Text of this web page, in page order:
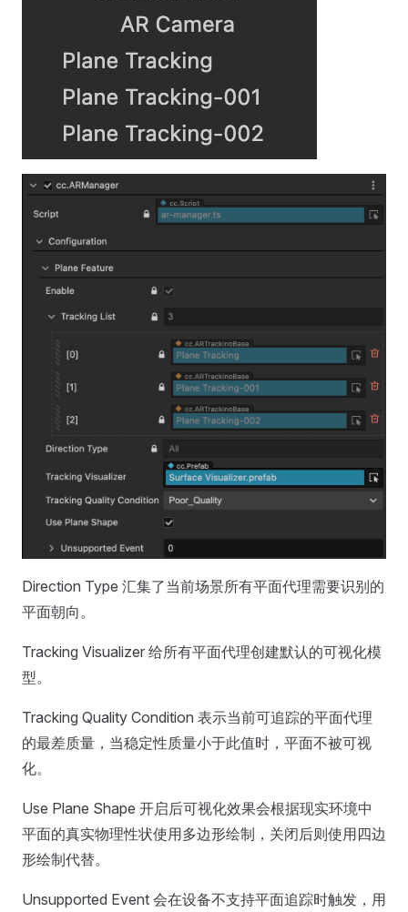
Direction Type 汇集了当前场景所有平面代理需要识别的
平面朝向。
Tracking Visualizer 给所有平面代理创建默认的可视化模
型。
Tracking Quality Condition 表示当前可追踪的平面代理
的最差质量，当稳定性质量小于此值时，平面不被可视
化。
Use Plane Shape 开启后可视化效果会根据现实环境中
平面的真实物理性状使用多边形绘制，关闭后则使用四边
形绘制代替。
Unsupported Event 会在设备不支持平面追踪时触发，用